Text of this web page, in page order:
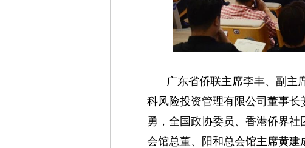
广东省侨联主席李丰、副主
科风险投资管理有限公司董事
勇，全国政协委员、香港侨界
会馆总董、阳和总会馆主席黄